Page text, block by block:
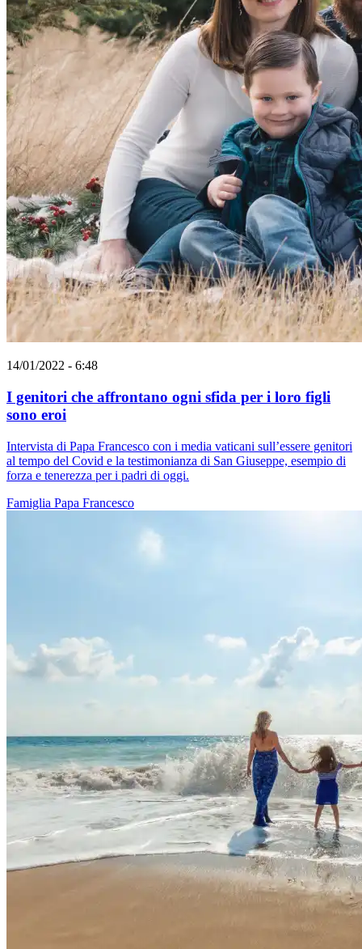
14/01/2022 - 6:48
I genitori che affrontano ogni sfida per i loro figli
sono eroi
Intervista di Papa Francesco con i media vaticani sull’essere genitori
al tempo del Covid e la testimonianza di San Giuseppe, esempio di
forza e tenerezza per i padri di oggi.
Famiglia Papa Francesco